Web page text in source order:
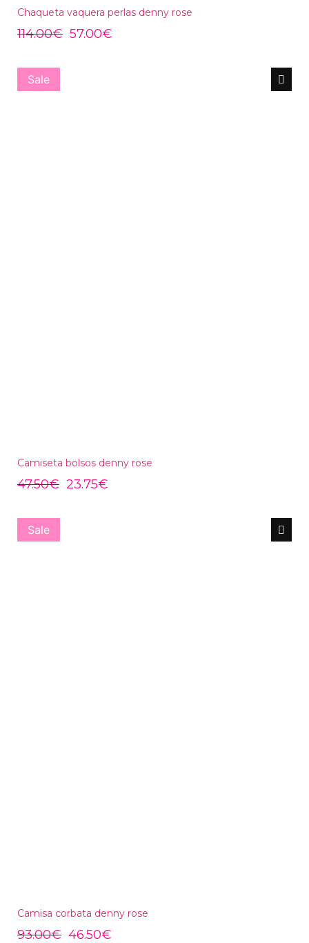
Chaqueta vaquera perlas denny rose
114.00€ 57.00€
Sale
Camiseta bolsos denny rose
47.50€ 23.75€
Sale
Camisa corbata denny rose
93.00€ 46.50€